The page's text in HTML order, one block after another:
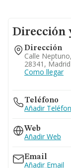
Dirección
Dirección
Calle
28341, Madrid
Como llegar
Teléfono
Añadir
Web
Añadir Web
Email
Añadir Email